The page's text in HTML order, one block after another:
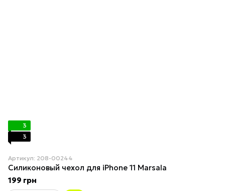
3
3
Артикул: 208-00244
Силиконовый чехол для iPhone 11 Marsala
199 грн